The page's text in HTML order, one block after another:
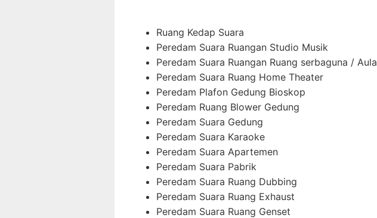
Ruang Kedap Suara
Peredam Suara Ruangan Studio Musik
Peredam Suara Ruangan Ruang serbaguna / Aula
Peredam Suara Ruang Home Theater
Peredam Plafon Gedung Bioskop
Peredam Ruang Blower Gedung
Peredam Suara Gedung
Peredam Suara Karaoke
Peredam Suara Apartemen
Peredam Suara Pabrik
Peredam Suara Ruang Dubbing
Peredam Suara Ruang Exhaust
Peredam Suara Ruang Genset